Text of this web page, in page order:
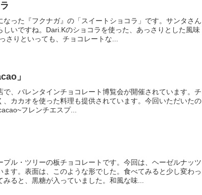
った『フクナガ』の「スイートショコラ」です。サンタさん
いですね。Dari.Kのショコラを使った、あっさりとした風味
さりといっても、チョコレートな...
」
、バレンタインチョコレート博覧会が開催されています。チ
、カカオを使った料理も提供されています。今回いただいたの
フレンチエスプ...
ル・ツリーの板チョコレートです。今回は、ヘーゼルナッツ
す。表面は、このような形でした。食べてみると少し変わっ
ると、黒糖が入っていました。和風な味...